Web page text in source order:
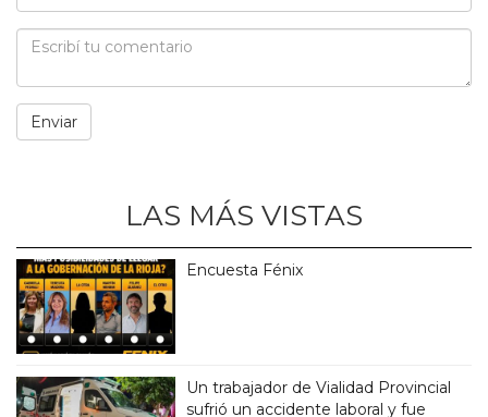
LAS MÁS VISTAS
Encuesta Fénix
Un trabajador de Vialidad Provincial
sufrió un accidente laboral y fue